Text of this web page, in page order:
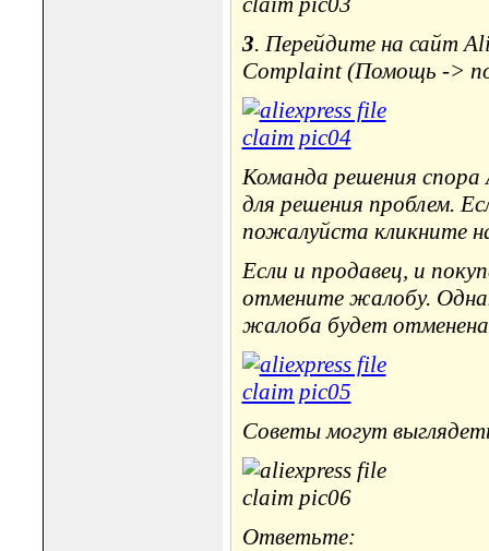
3. Перейдите на сайт
Complaint (Помощь ->
Команда решения
для решения проблем.
пожалуйста кликните
Если и продавец, и
отмените жалобу.
жалоба будет
Советы могут
Ответьте: